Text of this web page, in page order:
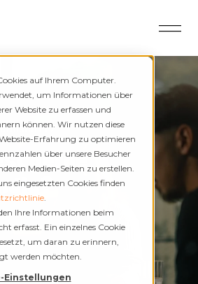
auf Ihrem Computer.
um Informationen über
Website zu erfassen und
können. Wir nutzen diese
Erfahrung zu optimieren
über unsere Besucher
Medien-Seiten zu erstellen.
eingesetzten Cookies finden
.
Ihre Informationen beim
erfasst. Ein einzelnes Cookie
um daran zu erinnern,
werden möchten.
Einstellungen
EFZ
gerne